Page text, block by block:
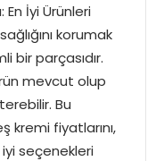
En İyi Ürünleri
korumak
bir parçasıdır.
mevcut olup
Bu
kremi fiyatlarını,
seçenekleri